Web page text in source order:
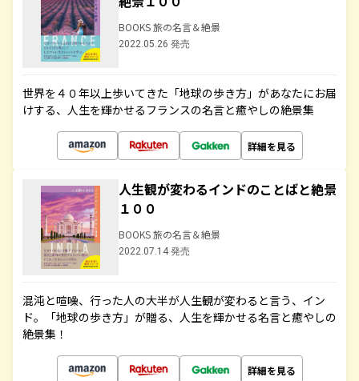
BOOKS 旅の名言＆絶景
2022.05.26 発売
世界を４０年以上歩いてきた「地球の歩き方」があなたにお届
けする、人生を輝かせるフランスの名言と癒やしの絶景集
詳細を見る
人生観が変わるインドのことばと絶景
１００
BOOKS 旅の名言＆絶景
2022.07.14 発売
混沌と喧噪、行った人の大半が人生観が変わると言う、イン
ド。「地球の歩き方」が贈る、人生を輝かせる名言と癒やしの
絶景集！
詳細を見る